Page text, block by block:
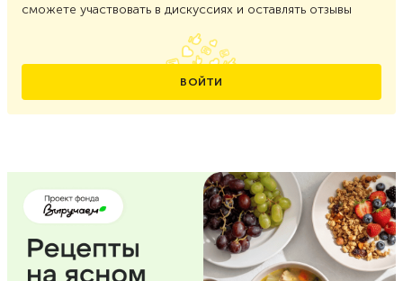
сможете участвовать в дискуссиях и оставлять отзывы
ВОЙТИ